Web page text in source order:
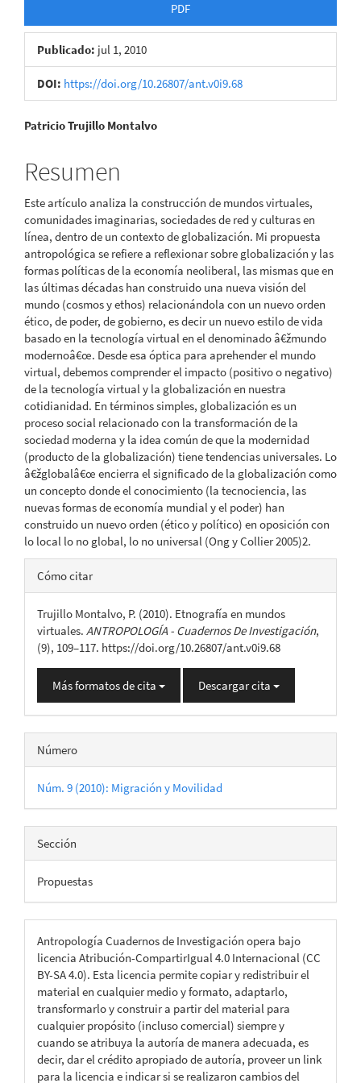
PDF
Publicado: jul 1, 2010
DOI: https://doi.org/10.26807/ant.v0i9.68
Contenido
principal
del
artículo
Patricio Trujillo Montalvo
Resumen
Este artículo analiza la construcción de mundos virtuales,
comunidades imaginarias, sociedades de red y culturas en
línea, dentro de un contexto de globalización. Mi propuesta
antropológica se refiere a reflexionar sobre globalización y las
formas políticas de la economía neoliberal, las mismas que en
las últimas décadas han construido una nueva visión del
mundo (cosmos y ethos) relacionándola con un nuevo orden
ético, de poder, de gobierno, es decir un nuevo estilo de vida
basado en la tecnología virtual en el denominado â€žmundo
modernoâ€œ. Desde esa óptica para aprehender el mundo
virtual, debemos comprender el impacto (positivo o negativo)
de la tecnología virtual y la globalización en nuestra
cotidianidad. En términos simples, globalización es un
proceso social relacionado con la transformación de la
sociedad moderna y la idea común de que la modernidad
(producto de la globalización) tiene tendencias universales. Lo
â€žglobalâ€œ encierra el significado de la globalización como
un concepto donde el conocimiento (la tecnociencia, las
nuevas formas de economía mundial y el poder) han
construido un nuevo orden (ético y político) en oposición con
lo local lo no global, lo no universal (Ong y Collier 2005)2.
Detalles
del
artículo
Cómo citar
Trujillo Montalvo, P. (2010). Etnografía en mundos
virtuales. ANTROPOLOGÍA - Cuadernos De Investigación,
(9), 109–117. https://doi.org/10.26807/ant.v0i9.68
Más formatos de cita Descargar cita
Número
Núm. 9 (2010): Migración y Movilidad
Sección
Propuestas
Antropología Cuadernos de Investigación opera bajo
licencia Atribución-CompartirIgual 4.0 Internacional (CC
BY-SA 4.0). Esta licencia permite copiar y redistribuir el
material en cualquier medio y formato, adaptarlo,
transformarlo y construir a partir del material para
cualquier propósito (incluso comercial) siempre y
cuando se atribuya la autoría de manera adecuada, es
decir, dar el crédito apropiado de autoría, proveer un link
para la licencia e indicar si se realizaron cambios del